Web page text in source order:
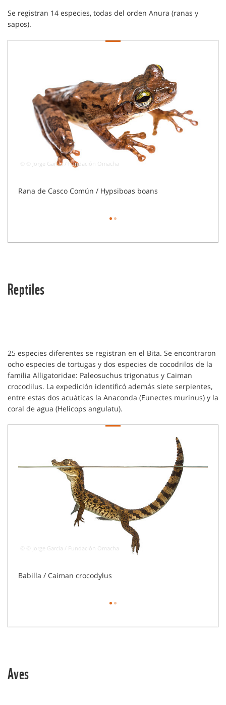
Se registran 14 especies, todas del orden Anura (ranas y
sapos).
© © Jorge García / Fundación Omacha
Rana de Casco Común / Hypsiboas boans
Reptiles
25 especies diferentes se registran en el Bita. Se encontraron
ocho especies de tortugas y dos especies de cocodrilos de la
familia Alligatoridae: Paleosuchus trigonatus y Caiman
crocodilus. La expedición identificó además siete serpientes,
entre estas dos acuáticas la Anaconda (Eunectes murinus) y la
coral de agua (Helicops angulatu).
© © Jorge García / Fundación Omacha
Babilla / Caiman crocodylus
Aves